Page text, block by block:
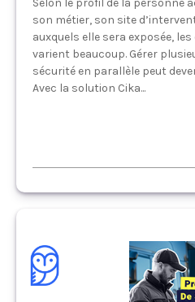
Selon le profil de la personne
son métier, son site
auxquels elle sera exposée,
varient beaucoup. Gérer
sécurité en parallèle peut
Avec la solution Cika...